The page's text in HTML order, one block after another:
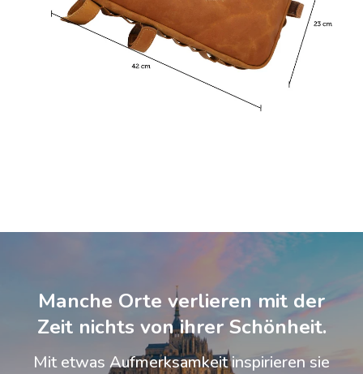
Manche Orte verlieren mit der
Zeit nichts von ihrer Schönheit.
Mit etwas Aufmerksamkeit inspirieren sie